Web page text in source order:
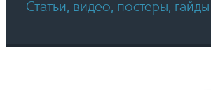
Статьи, видео, постеры,